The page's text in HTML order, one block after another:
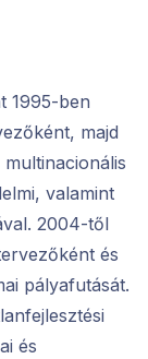
1995-ben
majd
valamint
2004-től
és
pályafutását.
és